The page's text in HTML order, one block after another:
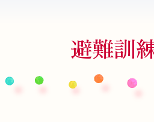
避難訓